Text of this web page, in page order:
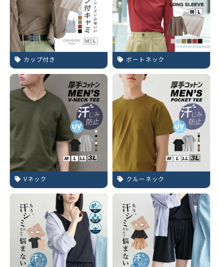
カップ付き ボートネック
Vネック クルーネック